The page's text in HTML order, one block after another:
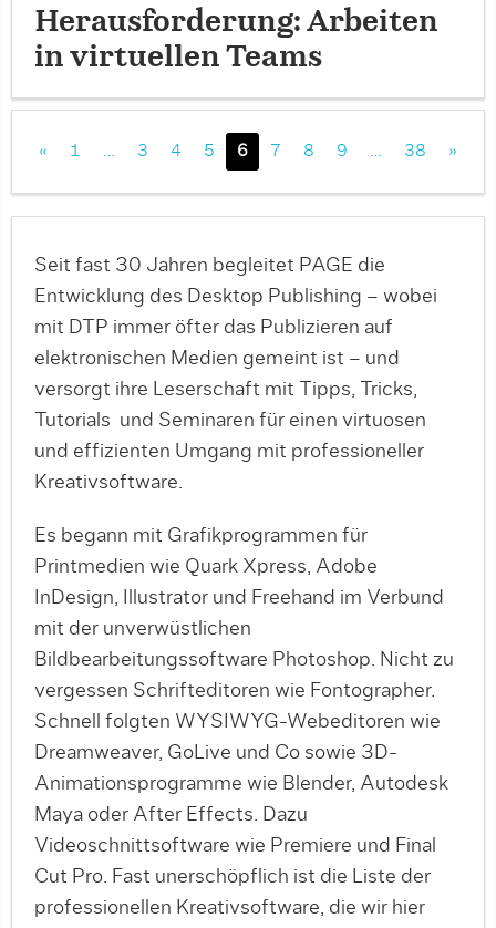
Herausforderung: Arbeiten
in virtuellen Teams
« 1 … 3 4 5 6 7 8 9 … 38 »
Seit fast 30 Jahren begleitet PAGE die
Entwicklung des Desktop Publishing – wobei
mit DTP immer öfter das Publizieren auf
elektronischen Medien gemeint ist – und
versorgt ihre Leserschaft mit Tipps, Tricks,
Tutorials und Seminaren für einen virtuosen
und effizienten Umgang mit professioneller
Kreativsoftware.
Es begann mit Grafikprogrammen für
Printmedien wie Quark Xpress, Adobe
InDesign, Illustrator und Freehand im Verbund
mit der unverwüstlichen
Bildbearbeitungssoftware Photoshop. Nicht zu
vergessen Schrifteditoren wie Fontographer.
Schnell folgten WYSIWYG-Webeditoren wie
Dreamweaver, GoLive und Co sowie 3D-
Animationsprogramme wie Blender, Autodesk
Maya oder After Effects. Dazu
Videoschnittsoftware wie Premiere und Final
Cut Pro. Fast unerschöpflich ist die Liste der
professionellen Kreativsoftware, die wir hier